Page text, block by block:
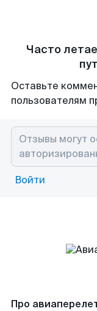
Часто
Оставьте
пользователям
Войти
Про